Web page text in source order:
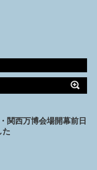
関西万博会場開幕前日
た